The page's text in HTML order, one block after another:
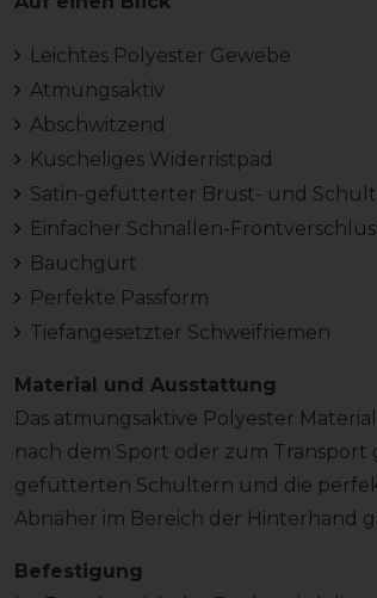
Leichtes Polyester Gewebe
Atmungsaktiv
Abschwitzend
Kuscheliges Widerristpad
Satin-gefütterter Brust- und
Einfacher Schnallen-
Bauchgurt
Perfekte Passform
Tiefangesetzter Schweifriemen
Material und Ausstattung
Das atmungsaktive Polyester
nach dem Sport oder zum Transport
gefütterten Schultern und die
Abnäher im Bereich der Hinterhand
Befestigung